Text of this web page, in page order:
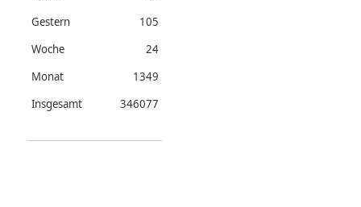
Gestern
105
Woche
24
Monat
1349
Insgesamt
346077